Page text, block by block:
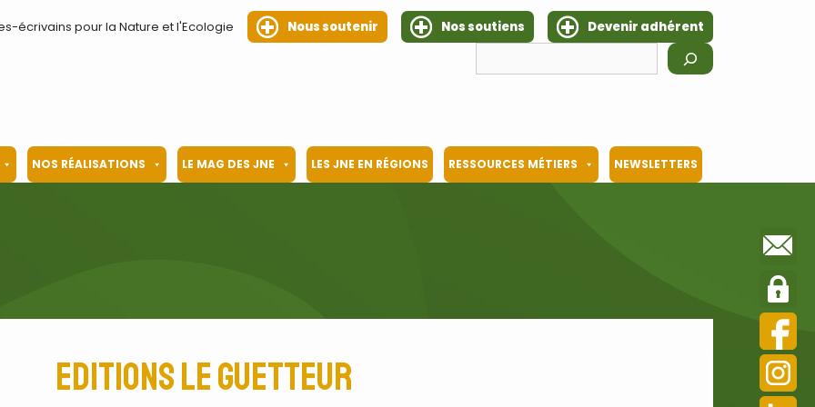
écrivains pour la Nature et l'Ecologie Nous soutenir Nos soutiens
Devenir adhérent
NOS RÉALISATIONS LE MAG DES JNE LES JNE EN RÉGIONS RESSOURCES MÉTIERS NEWSLETTERS
Editions Le Guetteur